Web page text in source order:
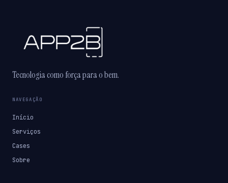
Tecnologia como força para o bem.
NAVEGAÇÃO
Início
Serviços
Cases
Sobre